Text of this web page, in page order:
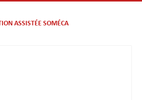
ASSISTÉE SOMÉCA